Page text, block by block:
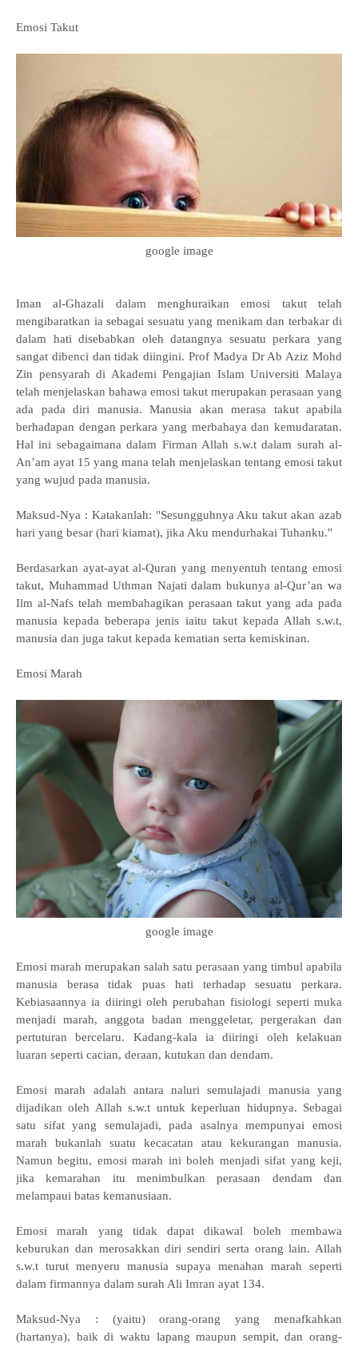
Emosi Takut
google image
Iman al-Ghazali dalam menghuraikan emosi takut telah
mengibaratkan ia sebagai sesuatu yang menikam dan terbakar di
dalam hati disebabkan oleh datangnya sesuatu perkara yang
sangat dibenci dan tidak diingini. Prof Madya Dr Ab Aziz Mohd
Zin pensyarah di Akademi Pengajian Islam Universiti Malaya
telah menjelaskan bahawa emosi takut merupakan perasaan yang
ada pada diri manusia. Manusia akan merasa takut apabila
berhadapan dengan perkara yang merbahaya dan kemudaratan.
Hal ini sebagaimana dalam Firman Allah s.w.t dalam surah al-
An’am ayat 15 yang mana telah menjelaskan tentang emosi takut
yang wujud pada manusia.
Maksud-Nya : Katakanlah: "Sesungguhnya Aku takut akan azab
hari yang besar (hari kiamat), jika Aku mendurhakai Tuhanku."
Berdasarkan ayat-ayat al-Quran yang menyentuh tentang emosi
takut, Muhammad Uthman Najati dalam bukunya al-Qur’an wa
Ilm al-Nafs telah membahagikan perasaan takut yang ada pada
manusia kepada beberapa jenis iaitu takut kepada Allah s.w.t,
manusia dan juga takut kepada kematian serta kemiskinan.
Emosi Marah
google image
Emosi marah merupakan salah satu perasaan yang timbul apabila
manusia berasa tidak puas hati terhadap sesuatu perkara.
Kebiasaannya ia diiringi oleh perubahan fisiologi seperti muka
menjadi marah, anggota badan menggeletar, pergerakan dan
pertuturan bercelaru. Kadang-kala ia diiringi oleh kelakuan
luaran seperti cacian, deraan, kutukan dan dendam.
Emosi marah adalah antara naluri semulajadi manusia yang
dijadikan oleh Allah s.w.t untuk keperluan hidupnya. Sebagai
satu sifat yang semulajadi, pada asalnya mempunyai emosi
marah bukanlah suatu kecacatan atau kekurangan manusia.
Namun begitu, emosi marah ini boleh menjadi sifat yang keji,
jika kemarahan itu menimbulkan perasaan dendam dan
melampaui batas kemanusiaan.
Emosi marah yang tidak dapat dikawal boleh membawa
keburukan dan merosakkan diri sendiri serta orang lain. Allah
s.w.t turut menyeru manusia supaya menahan marah seperti
dalam firmannya dalam surah Ali Imran ayat 134.
Maksud-Nya : (yaitu) orang-orang yang menafkahkan
(hartanya), baik di waktu lapang maupun sempit, dan orang-